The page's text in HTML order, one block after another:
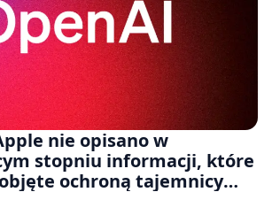
nie opisano w
stopniu informacji, które
ochroną tajemnicy
żąda odrzucenia